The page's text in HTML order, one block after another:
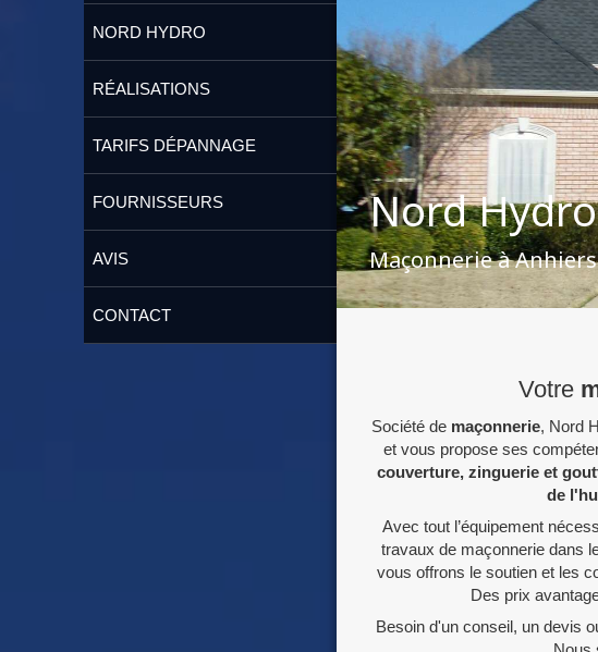
NORD HYDRO
RÉALISATIONS
TARIFS DÉPANNAGE
FOURNISSEURS
AVIS
CONTACT
Nord Hydro
Maçonnerie à Anhiers
Votre
Société de maçonnerie, Nord
et vous propose ses
couverture, zinguerie et
de
Avec tout l’équipement
travaux de maçonnerie dans
vous offrons le soutien et les
Des prix
Besoin d'un conseil, un devis